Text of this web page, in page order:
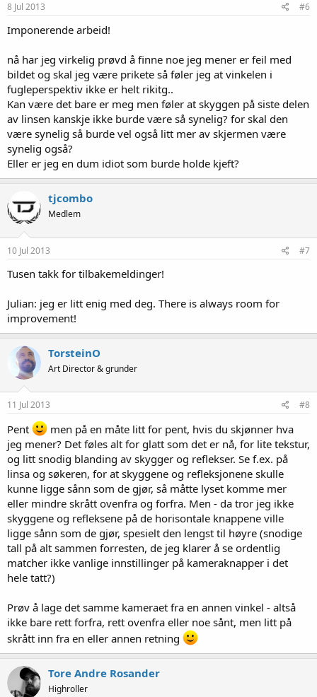
8 Jul 2013 #6
Imponerende arbeid!
nå har jeg virkelig prøvd å finne noe jeg mener er feil med
bildet og skal jeg være prikete så føler jeg at vinkelen i
fugleperspektiv ikke er helt rikitg..
Kan være det bare er meg men føler at skyggen på siste delen
av linsen kanskje ikke burde være så synelig? for skal den
være synelig så burde vel også litt mer av skjermen være
synelig også?
Eller er jeg en dum idiot som burde holde kjeft?
tjcombo
Medlem
10 Jul 2013 #7
Tusen takk for tilbakemeldinger!
Julian: jeg er litt enig med deg. There is always room for
improvement!
TorsteinO
Art Director & grunder
11 Jul 2013 #8
Pent
men på en måte litt for pent, hvis du skjønner hva
jeg mener? Det føles alt for glatt som det er nå, for lite tekstur,
og litt snodig blanding av skygger og reflekser. Se f.ex. på
linsa og søkeren, for at skyggene og refleksjonene skulle
kunne ligge sånn som de gjør, så måtte lyset komme mer
eller mindre skrått ovenfra og forfra. Men - da tror jeg ikke
skyggene og refleksene på de horisontale knappene ville
ligge sånn som de gjør, spesielt den lengst til høyre (snodige
tall på alt sammen forresten, de jeg klarer å se ordentlig
matcher ikke vanlige innstillinger på kameraknapper i det
hele tatt?)
Prøv å lage det samme kameraet fra en annen vinkel - altså
ikke bare rett forfra, rett ovenfra eller noe sånt, men litt på
skrått inn fra en eller annen retning
Tore Andre Rosander
Highroller